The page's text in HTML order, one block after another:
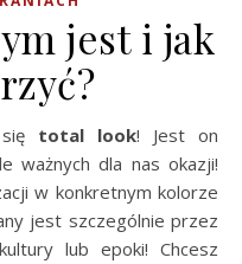
jest i jak
total look! Jest on
ważnych dla nas okazji!
w konkretnym kolorze
jest szczególnie przez
lub epoki! Chcesz